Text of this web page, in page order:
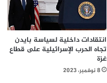
انتقادات داخلية لسياسة بايدن
تجاه الحرب الإسرائيلية على قطاع
غزة
8 نوفمبر، 2023